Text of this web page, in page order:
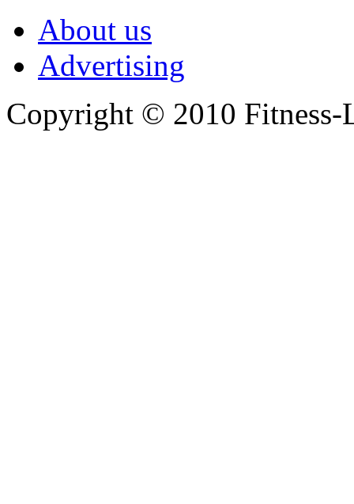
About us
Advertising
Copyright © 2010